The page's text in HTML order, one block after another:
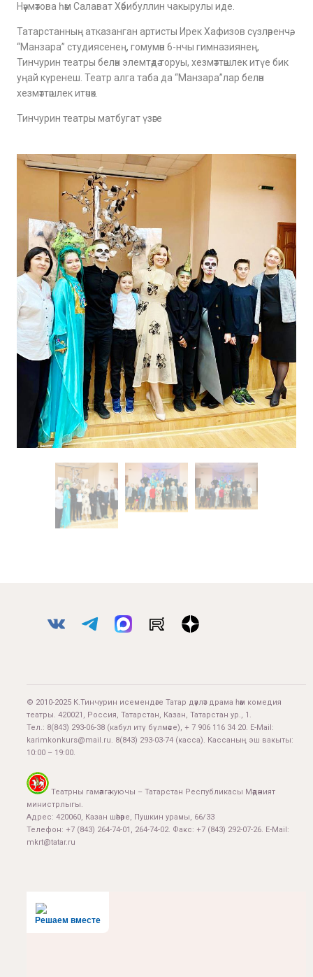
Нәүмәтова һәм Салават Хәбибуллин чакырулы иде.
Татарстанның атказанган артисты Ирек Хафизов сүзләренчә,
“Манзара” студиясенең, гомумән 6-нчы гимназиянең,
Тинчурин театры белән элемтәдә торуы, хезмәттәшлек итүе бик
уңай күренеш. Театр алга таба да “Манзара”лар белән
хезмәттәшлек итәчәк.
Тинчурин театры матбугат үзәге
© 2010-2025 К.Тинчурин исемендәге Татар дәүләт драма һәм комедия
театры. 420021, Россия, Татарстан, Казан, Татарстан ур., 1.
Тел.: 8(843) 293-06-38 (кабул итү бүлмәсе), + 7 906 116 34 20. E-Mail:
karimkonkurs@mail.ru. 8(843) 293-03-74 (касса). Кассаның эш вакыты:
10:00 – 19:00.
Театрны гамәлгә куючы – Татарстан Республикасы Мәдәният
министрлыгы.
Адрес: 420060, Казан шәһәре, Пушкин урамы, 66/33
Телефон: +7 (843) 264-74-01, 264-74-02. Факс: +7 (843) 292-07-26. E-Mail:
mkrt@tatar.ru
Решаем вместе